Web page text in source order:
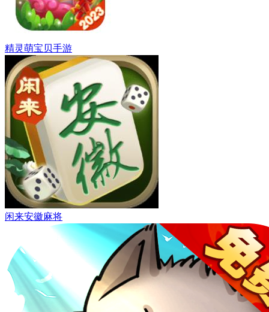
精灵萌宝贝手游
闲来安徽麻将